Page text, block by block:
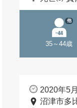
35～44歳
他
2020年5
沼津市多